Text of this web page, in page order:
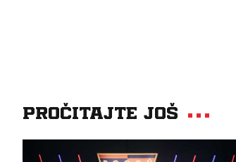
Pročitajte još